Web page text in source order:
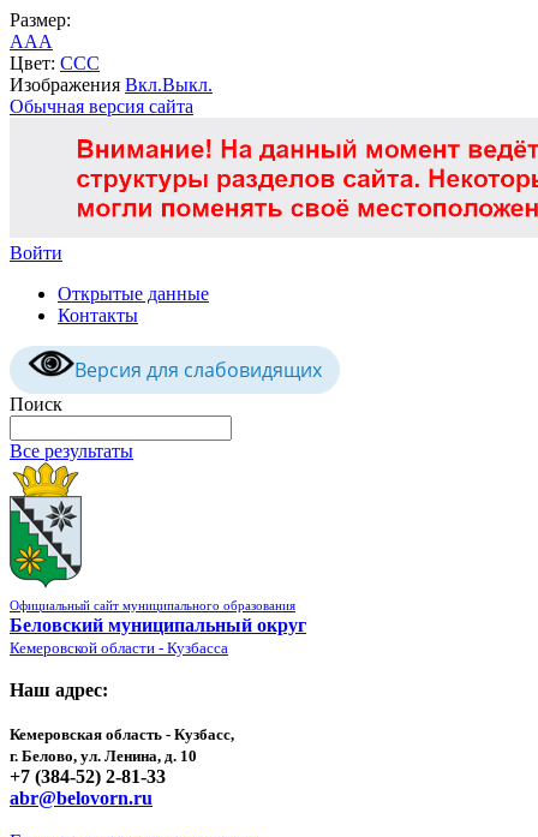
Размер:
AAA
Цвет: CCC
Изображения Вкл.Выкл.
Обычная версия сайта
Войти
Открытые данные
Контакты
Версия для слабовидящих
Поиск
Все результаты
Официальный сайт муниципального образования
Беловский муниципальный округ
Кемеровской области - Кузбасса
Наш адрес:
Кемеровская область - Кузбасс,
г. Белово, ул. Ленина, д. 10
+7 (384-52) 2-81-33
abr@belovorn.ru